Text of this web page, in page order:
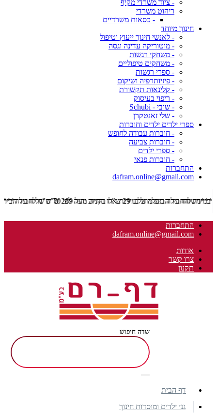
- ציוד משרדי מקיף
ריהוט משרדי
- כסאות משרדיים
חינוך מיוחד
- לאנשי חינוך ייעוץ וטיפול
- מוטוריקה עדינה וגסה
- משחקי רגשות
- משחקים טיפוליים
- ספרי רגשות
- פיזיותרפיה ושיקום
- קלינאות תקשורת
- ריפוי בעיסוק
- שובי - Schubi
- שלי זאנטקרן
ספרי ילדים ילדים וחוברות
- חוברות עבודה לחופש
- חוברות צביעה
- ספרי ילדים
- חוברות פנאי
התחברות
dafram.online@gmail.com
***משלוח עד הבית מוזל ב- 29 ש"ח בקניה מעל 289 ש"ח שליח עד הבית ***
התחברות
dafram.online@gmail.com
אודות
צרו קשר
תקנון
שדה חיפוש
דף הבית
גני ילדים ומוסדות חינוך